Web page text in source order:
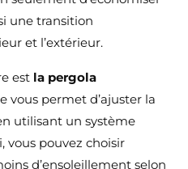
une transition
et l’extérieur.
est la pergola
vous permet d’ajuster la
utilisant un système
vous pouvez choisir
d’ensoleillement selon